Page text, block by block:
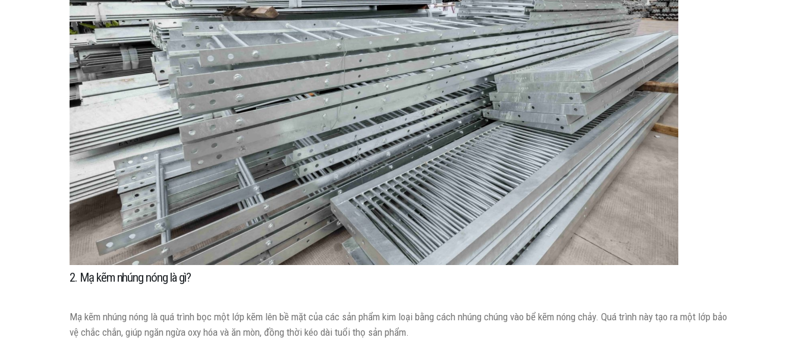
2. Mạ kẽm nhúng nóng là gì?
Mạ kẽm nhúng nóng là quá trình bọc một lớp kẽm lên bề mặt của các sản phẩm kim loại bằng cách nhúng chúng vào bể kẽm nóng chảy. Quá trình này tạo ra một lớp bảo
vệ chắc chắn, giúp ngăn ngừa oxy hóa và ăn mòn, đồng thời kéo dài tuổi thọ sản phẩm.